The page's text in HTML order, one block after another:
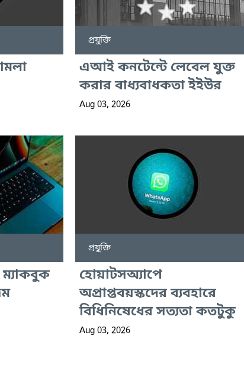
প্রযুক্তি
এআই কনটেন্টে লেবেল যুক্ত
করার বাধ্যবাধকতা ইইউর
Aug 03, 2026
প্রযুক্তি
হোয়াটসঅ্যাপে
অপ্রাপ্তবয়স্কদের ব্যবহারে
বিধিনিষেধের সত্যতা কতটুকু
Aug 03, 2026